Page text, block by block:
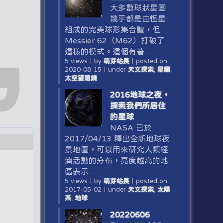
大多數球狀星團
幾乎都是由恆星
組成的完美球形集合體，但
Messier 62（M62）打破了
這樣的模式。這個有著...
5 views by 萌芽站長｜ posted on
2020-08-15
under 天文探索, 星團,
太空望遠鏡
2016地球之夜，
探索我們所居住
的星球
NASA 已於
2017/04/13 釋出全新地球夜
景地圖，可以用來研究人類經
濟活動的分布，亮度越高的地
區表示...
5 views by 萌芽站長｜ posted on
2017-05-02
under 天文探索, 太陽
系, 地球
20220606